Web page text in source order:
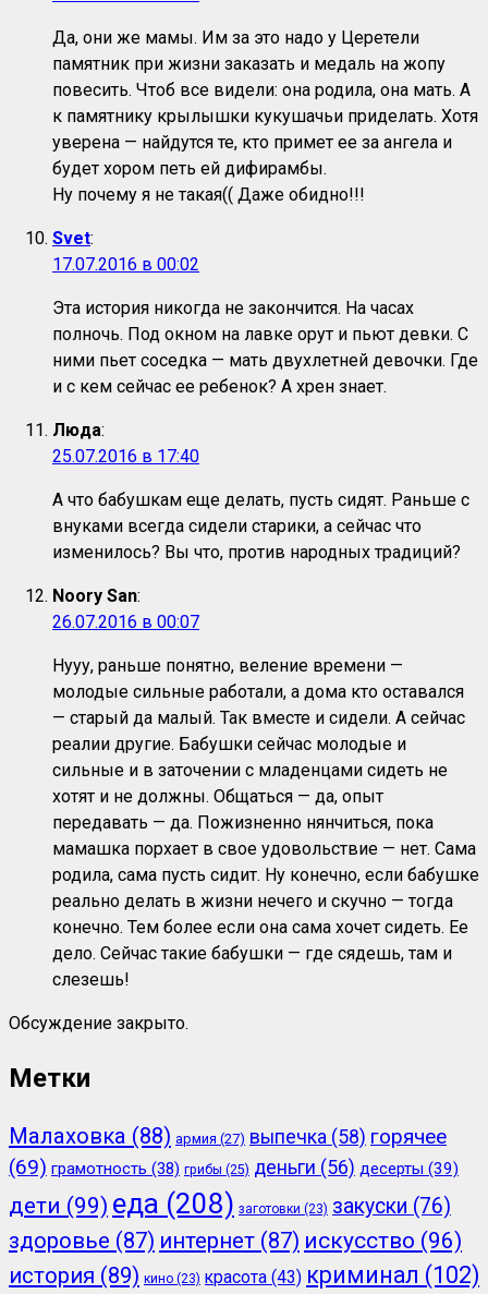
Да, они же мамы. Им за это надо у Церетели
памятник при жизни заказать и медаль на жопу
повесить. Чтоб все видели: она родила, она мать. А
к памятнику крылышки кукушачьи приделать. Хотя
уверена — найдутся те, кто примет ее за ангела и
будет хором петь ей дифирамбы.
Ну почему я не такая(( Даже обидно!!!
Svet:
17.07.2016 в 00:02
Эта история никогда не закончится. На часах
полночь. Под окном на лавке орут и пьют девки. С
ними пьет соседка — мать двухлетней девочки. Где
и с кем сейчас ее ребенок? А хрен знает.
Люда:
25.07.2016 в 17:40
А что бабушкам еще делать, пусть сидят. Раньше с
внуками всегда сидели старики, а сейчас что
изменилось? Вы что, против народных традиций?
Noory San:
26.07.2016 в 00:07
Нууу, раньше понятно, веление времени —
молодые сильные работали, а дома кто оставался
— старый да малый. Так вместе и сидели. А сейчас
реалии другие. Бабушки сейчас молодые и
сильные и в заточении с младенцами сидеть не
хотят и не должны. Общаться — да, опыт
передавать — да. Пожизненно нянчиться, пока
мамашка порxает в свое удовольствие — нет. Сама
родила, сама пусть сидит. Ну конечно, если бабушке
реально делать в жизни нечего и скучно — тогда
конечно. Тем более если она сама хочет сидеть. Ее
дело. Сейчас такие бабушки — где сядешь, там и
слезешь!
Обсуждение закрыто.
Метки
Малаховка (88) армия (27) выпечка (58) горячее
(69) грамотность (38) грибы (25) деньги (56) десерты (39)
дети (99) еда (208) заготовки (23) закуски (76)
здоровье (87) интернет (87) искусство (96)
история (89) кино (23) красота (43) криминал (102)